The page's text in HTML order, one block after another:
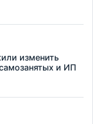
изменить
и ИП